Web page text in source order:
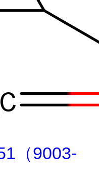
（9003-